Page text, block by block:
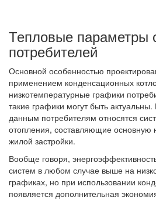
Тепловые параметры
потребителей
Основной особенностью
применением конденсационных
низкотемпературные графики
такие графики могут быть
данным потребителям относятся
отопления, составляющие основную
жилой застройки.
Вообще говоря,
систем в любом случае выше на
графиках, но при использовании
появляется дополнительная